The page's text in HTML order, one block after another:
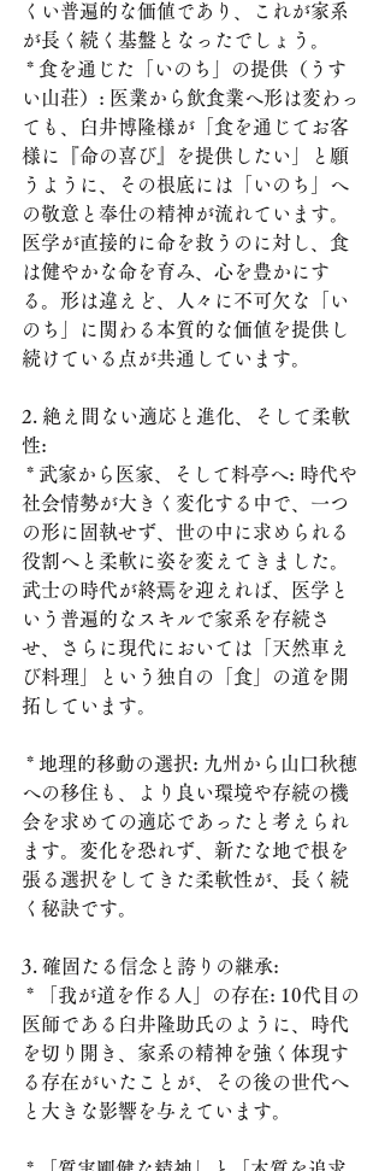
くい普遍的な価値であり、これが家系
が長く続く基盤となったでしょう。
い山荘）: 医業から飲食業へ形は変わっ
ても、臼井博隆様が「食を通じてお客
様に『命の喜び』を提供したい」と願
うように、その根底には「いのち」へ
の敬意と奉仕の精神が流れています。
医学が直接的に命を救うのに対し、食
は健やかな命を育み、心を豊かにす
る。形は違えど、人々に不可欠な「い
のち」に関わる本質的な価値を提供し
続けている点が共通しています。
2. 絶え間ない適応と進化、そして柔軟
性:
社会情勢が大きく変化する中で、一つ
の形に固執せず、世の中に求められる
役割へと柔軟に姿を変えてきました。
武士の時代が終焉を迎えれば、医学と
いう普遍的なスキルで家系を存続さ
せ、さらに現代においては「天然車え
び料理」という独自の「食」の道を開
拓しています。
への移住も、より良い環境や存続の機
会を求めての適応であったと考えられ
ます。変化を恐れず、新たな地で根を
張る選択をしてきた柔軟性が、長く続
く秘訣です。
3. 確固たる信念と誇りの継承:
医師である臼井隆助氏のように、時代
を切り開き、家系の精神を強く体現す
る存在がいたことが、その後の世代へ
と大きな影響を与えています。